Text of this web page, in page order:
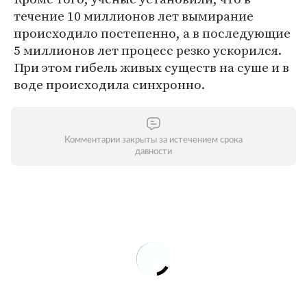
течение 10 миллионов лет вымирание
происходило постепенно, а в последующие
5 миллионов лет процесс резко ускорился.
При этом гибель живых существ на суше и в
воде происходила синхронно.
Комментарии закрыты за истечением срока
давности